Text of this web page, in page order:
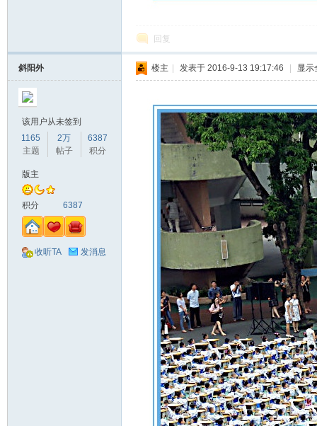
回复
斜阳外
该用户从未签到
1165
主题
2万
帖子
6387
积分
版主
积分 6387
收听TA 发消息
楼主 发表于 2016-9-13 19:17:46 显示